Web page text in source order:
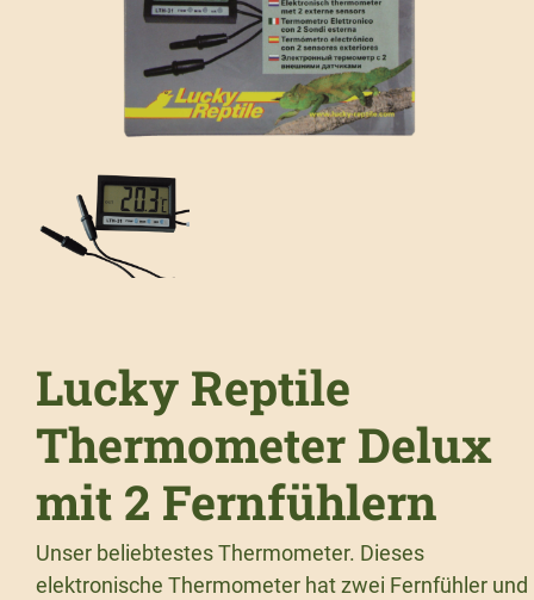
Lucky Reptile
Thermometer Delux
mit 2 Fernfühlern
Unser beliebtestes Thermometer. Dieses
elektronische Thermometer hat zwei Fernfühler und